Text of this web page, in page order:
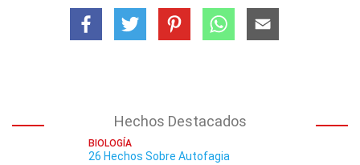
Hechos Destacados
BIOLOGÍA
26 Hechos Sobre Autofagia